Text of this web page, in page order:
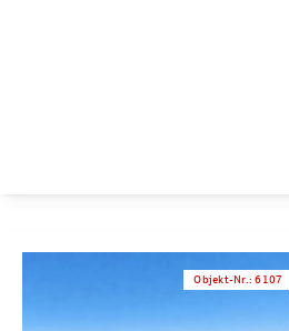
Objekt-Nr. :6107